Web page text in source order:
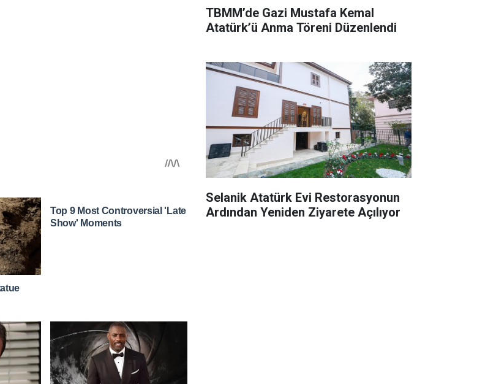
TBMM’de Gazi Mustafa Kemal
Atatürk’ü Anma Töreni Düzenlendi
Selanik Atatürk Evi Restorasyonun
Ardından Yeniden Ziyarete Açılıyor